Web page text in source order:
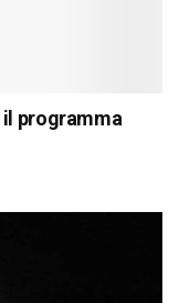
programma